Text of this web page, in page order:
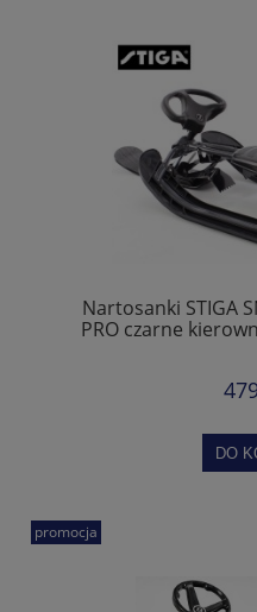
Nartosanki STIGA
PRO czarne
DO
promocja